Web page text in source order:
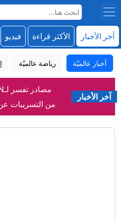
آخر الأخبار الأكثر قراءة فيديو
أخبار عالميّة رياضة عالميّة
آخر الأخبار
من التسريبات